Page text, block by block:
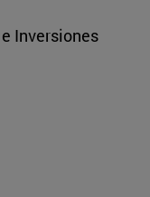
Inversiones